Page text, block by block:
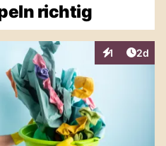
richtig
1
Interaktionen
2d